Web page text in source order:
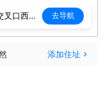
阜阳市颍泉区红星路与市场路交叉口西南方向437米 去导航
添加住址